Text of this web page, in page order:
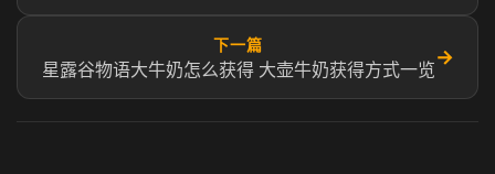
下一篇
星露谷物语大牛奶怎么获得 大壶牛奶获得方式一览
→